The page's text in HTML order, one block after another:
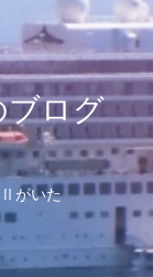
ブログ
Ⅱがいた